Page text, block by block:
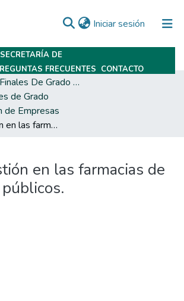
Iniciar sesión (current)
SECRETARÍA DE
FRECUENTES CONTACTO
Trabajos Finales De Grado Y Posgrado
de Grado
de Empresas
La autogestión en las farmacias de hospitales públicos.
en las farmacias de